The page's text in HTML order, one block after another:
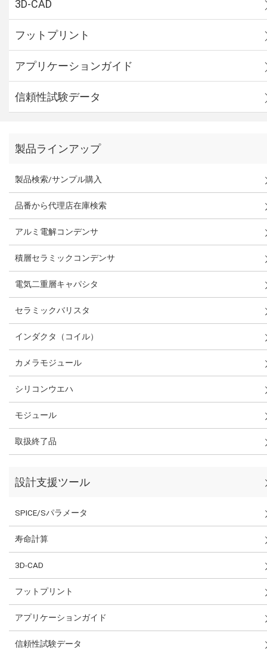
3D-CAD
フットプリント
アプリケーションガイド
信頼性試験データ
製品ラインアップ
製品検索/サンプル購入
品番から代理店在庫検索
アルミ電解コンデンサ
積層セラミックコンデンサ
電気二重層キャパシタ
セラミックバリスタ
インダクタ（コイル）
カメラモジュール
シリコンウエハ
モジュール
取扱終了品
設計支援ツール
SPICE/Sパラメータ
寿命計算
3D-CAD
フットプリント
アプリケーションガイド
信頼性試験データ